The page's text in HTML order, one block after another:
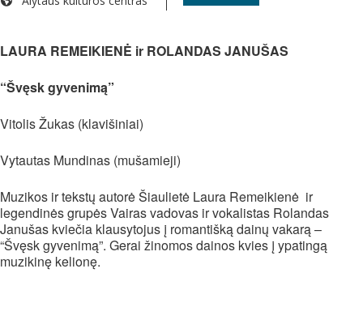
WHEN
28 gruodžio, 2025
EVENT TYPE
Gastrolės Visi
LAURA REMEIKIENĖ ir ROLANDAS JANUŠAS
“Švęsk gyvenimą”
Vitolis Žukas (klavišiniai)
Vytautas Mundinas (mušamieji)
Muzikos ir tekstų autorė Šiaulietė Laura Remeikienė ir
legendinės grupės Vairas vadovas ir vokalistas Rolandas
Janušas kviečia klausytojus į romantišką dainų vakarą –
“Švęsk gyvenimą”. Gerai žinomos dainos kvies į ypatingą
muzikinę kelionę.